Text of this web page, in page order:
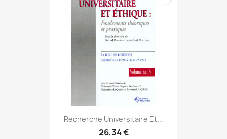
Recherche Universitaire Et...
26,34 €